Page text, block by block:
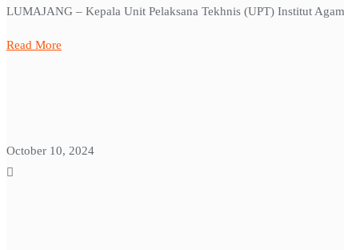
LUMAJANG – Kepala Unit Pelaksana Tekhnis (UPT) Institut
Read More
October 10, 2024